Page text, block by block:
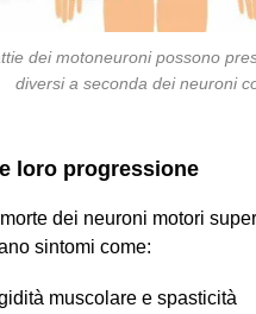
dei motoneuroni possono
diversi a seconda dei neuroni
loro progressione
morte dei neuroni motori
sintomi come:
muscolare e spasticità